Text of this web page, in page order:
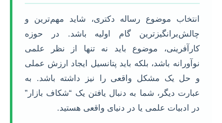
انتخاب موضوع رساله دکتری، شاید مهم‌ترین و
چالش‌برانگیزترین گام اولیه باشد. در حوزه
کارآفرینی، موضوع باید نه تنها از نظر علمی
نوآورانه باشد، بلکه باید پتانسیل ایجاد ارزش عملی
و حل یک مشکل واقعی را نیز داشته باشد. به
عبارت دیگر، شما به دنبال یافتن یک “شکاف بازار”
در ادبیات علمی یا در دنیای واقعی هستید.